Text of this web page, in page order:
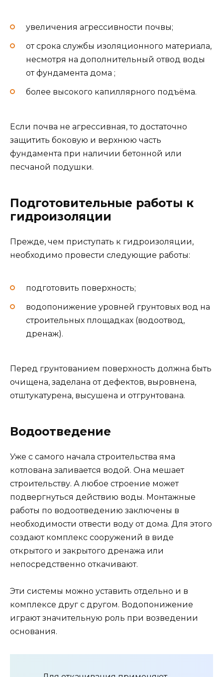
увеличения агрессивности почвы;
от срока службы изоляционного материала,
несмотря на дополнительный отвод воды
от фундамента дома ;
более высокого капиллярного подъёма.
Если почва не агрессивная, то достаточно
защитить боковую и верхнюю часть
фундамента при наличии бетонной или
песчаной подушки.
Подготовительные работы к
гидроизоляции
Прежде, чем приступать к гидроизоляции,
необходимо провести следующие работы:
подготовить поверхность;
водопонижение уровней грунтовых вод на
строительных площадках (водоотвод,
дренаж).
Перед грунтованием поверхность должна быть
очищена, заделана от дефектов, выровнена,
отштукатурена, высушена и отгрунтована.
Водоотведение
Уже с самого начала строительства яма
котлована заливается водой. Она мешает
строительству. А любое строение может
подвергнуться действию воды. Монтажные
работы по водоотведению заключены в
необходимости отвести воду от дома. Для этого
создают комплекс сооружений в виде
открытого и закрытого дренажа или
непосредственно откачивают.
Эти системы можно уставить отдельно и в
комплексе друг с другом. Водопонижение
играют значительную роль при возведении
основания.